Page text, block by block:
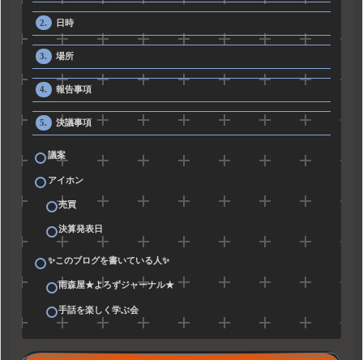
日時
場所
報告事項
決議事項
議案
アイホン
売買
決算発表日
✨このブログを書いている人✨
雨森屋★よろずジャーナル★
手話を楽しく学ぶ会